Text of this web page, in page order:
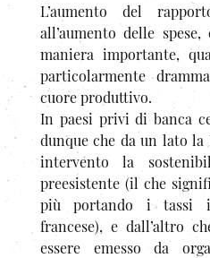
L’aumento del
all’aumento delle
maniera importante,
particolarmente
cuore produttivo.
In paesi privi di banca
dunque che da un lato
intervento la
preesistente (il che
più portando i tassi
francese), e dall’altro
essere emesso da